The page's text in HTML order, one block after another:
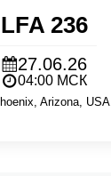
LFA 236
27.06.26
04:00 МСК
Arizona, USA.